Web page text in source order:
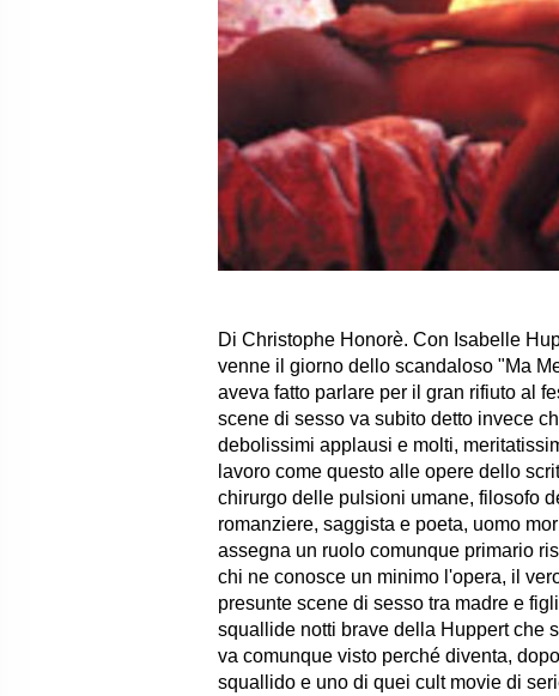
Di Christophe Honorè. Con Isabelle
venne il giorno dello scandaloso "Ma
aveva fatto parlare per il gran rifiuto al
scene di sesso va subito detto invece
debolissimi applausi e molti,
lavoro come questo alle opere dello
chirurgo delle pulsioni umane, filosofo
romanziere, saggista e poeta, uomo
assegna un ruolo comunque primario
chi ne conosce un minimo l'opera, il
presunte scene di sesso tra madre e
squallide notti brave della Huppert che
va comunque visto perché diventa,
squallido e uno di quei cult movie di